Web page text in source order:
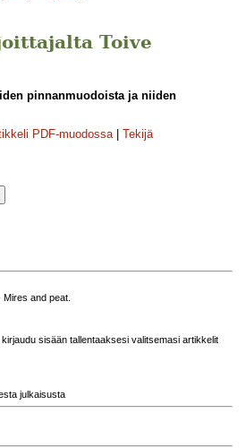
Toive
pinnanmuodoista ja niiden
PDF-muodossa| Tekijä
and peat.
sisään tallentaaksesi valitsemasi artikkelit
julkaisusta